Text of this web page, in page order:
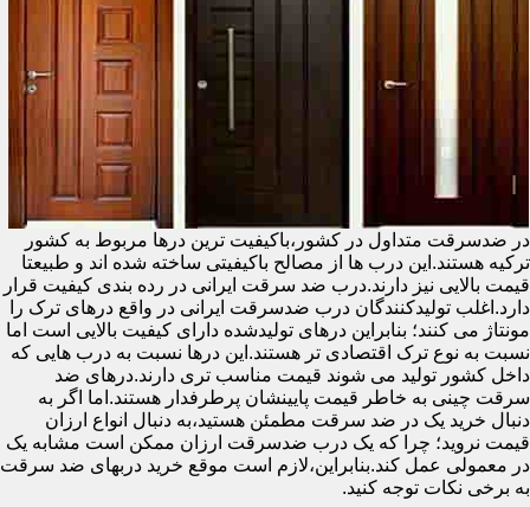
در ضدسرقت متداول در کشور،باکیفیت ترین درها مربوط به کشور
ترکیه هستند.این درب ها از مصالح باکیفیتی ساخته شده اند و طبیعتا
قیمت بالایی نیز دارند.درب ضد سرقت ایرانی در رده بندی کیفیت قرار
دارد.اغلب تولیدکنندگان درب ضدسرقت ایرانی در واقع درهای ترک را
مونتاژ می کنند؛ بنابراین درهای تولیدشده دارای کیفیت بالایی است اما
نسبت به نوع ترک اقتصادی تر هستند.این درها نسبت به درب هایی که
داخل کشور تولید می شوند قیمت مناسب تری دارند.درهای ضد
سرقت چینی به خاطر قیمت پایینشان پرطرفدار هستند.اما اگر به
دنبال خرید یک در ضد سرقت مطمئن هستید،به دنبال انواع ارزان
قیمت نروید؛ چرا که یک درب ضدسرقت ارزان ممکن است مشابه یک
در معمولی عمل کند.بنابراین،لازم است موقع خرید دربهای ضد سرقت
به برخی نکات توجه کنید.